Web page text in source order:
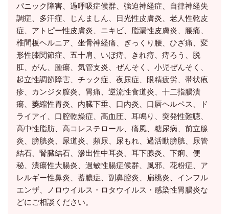
パニック障害、過呼吸症候群、強迫神経症、自律神経失
調症、多汗症、じんましん、日光性皮膚炎、老人性乾皮
症、アトピー性皮膚炎、ニキビ、脂漏性皮膚炎、腰痛、
椎間板ヘルニア、坐骨神経痛、ぎっくり腰、ひざ痛、変
形性膝関節症、五十肩、いぼ痔、きれ痔、痔ろう、脱
肛、がん、腫瘍、気管支炎、ぜんそく、小児ぜんそく、
起立性調節障害、チック症、夜尿症、眼精疲労、帯状疱
疹、カンジタ膣炎、胃痛、逆流性食道炎、十二指腸潰
瘍、萎縮性胃炎、内臓下垂、口内炎、口唇ヘルペス、ド
ライアイ、口腔乾燥症、高血圧、耳鳴り、突発性難聴、
高中性脂肪、高コレステロール、痛風、糖尿病、前立腺
炎、膀胱炎、尿道炎、頻尿、尿もれ、過活動膀胱、尿管
結石、腎臓結石、滲出性中耳炎、耳下腺炎、下痢、便
秘、潰瘍性大腸炎、過敏性腸症候群、風邪、花粉症、ア
レルギー性鼻炎、蓄膿症、副鼻腔炎、扁桃炎、インフル
エンザ、ノロウイルス・ロタウイルス・感染性胃腸炎な
どにご相談ください。